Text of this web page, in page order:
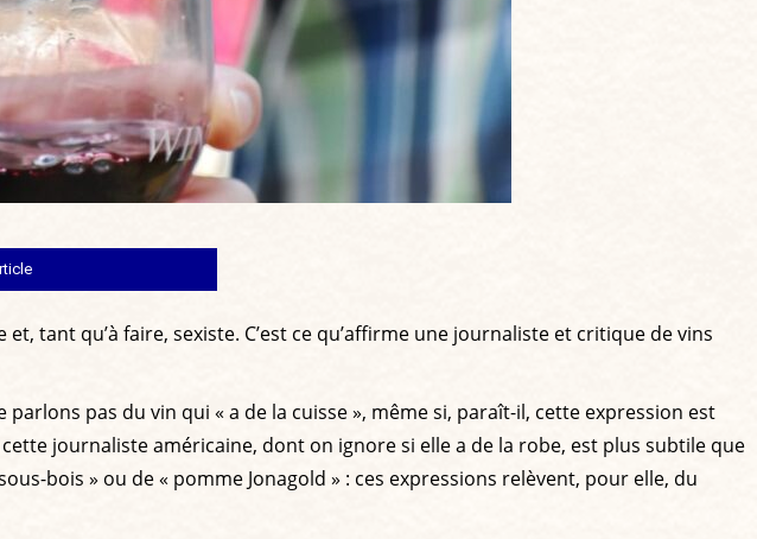
tant qu’à faire, sexiste. C’est ce qu’affirme une journaliste et critique de vins
pas du vin qui « a de la cuisse », même si, paraît-il, cette expression est
journaliste américaine, dont on ignore si elle a de la robe, est plus subtile que
bois » ou de « pomme Jonagold » : ces expressions relèvent, pour elle, du